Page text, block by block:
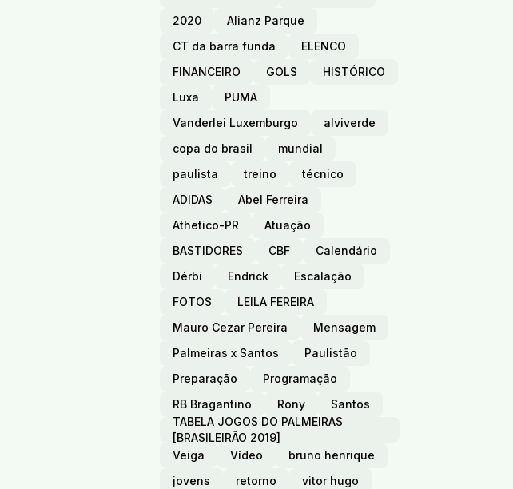
2020
Alianz Parque
CT da barra funda
ELENCO
FINANCEIRO
GOLS
HISTÓRICO
Luxa
PUMA
Vanderlei Luxemburgo
alviverde
copa do brasil
mundial
paulista
treino
técnico
ADIDAS
Abel Ferreira
Athetico-PR
Atuação
BASTIDORES
CBF
Calendário
Dérbi
Endrick
Escalação
FOTOS
LEILA FEREIRA
Mauro Cezar Pereira
Mensagem
Palmeiras x Santos
Paulistão
Preparação
Programação
RB Bragantino
Rony
Santos
TABELA JOGOS DO PALMEIRAS
[BRASILEIRÃO 2019]
Veiga
Vídeo
bruno henrique
jovens
retorno vitor hugo